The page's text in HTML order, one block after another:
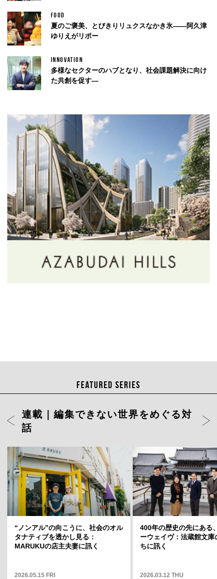
FOOD
夏のご褒美、とびきりリュクスなかき氷——阿久津
ゆりえがリポー
INNOVATION
多様なセクターのハブとなり、社会課題解決に向け
た共創を促す—
FEATURED SERIES
」店長・
ういう場
こから何
岡山天音に聞く、変容のスリルと変
わらない自分——連載「そこから何
が見えますか」12
2025.05.01 THU
連載｜編集できない世界をめぐる対
話
“ノンアル”の向こうに、社会のオル
タナティブを透かし見る：
MARUKUの店主夫妻に訊く
2026.05.15 FRI
400年の歴史の先にある
ーウェイヴ：法蔵館文庫
ちに訊く
2026.03.12 THU